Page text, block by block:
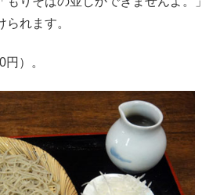
れます。
）。